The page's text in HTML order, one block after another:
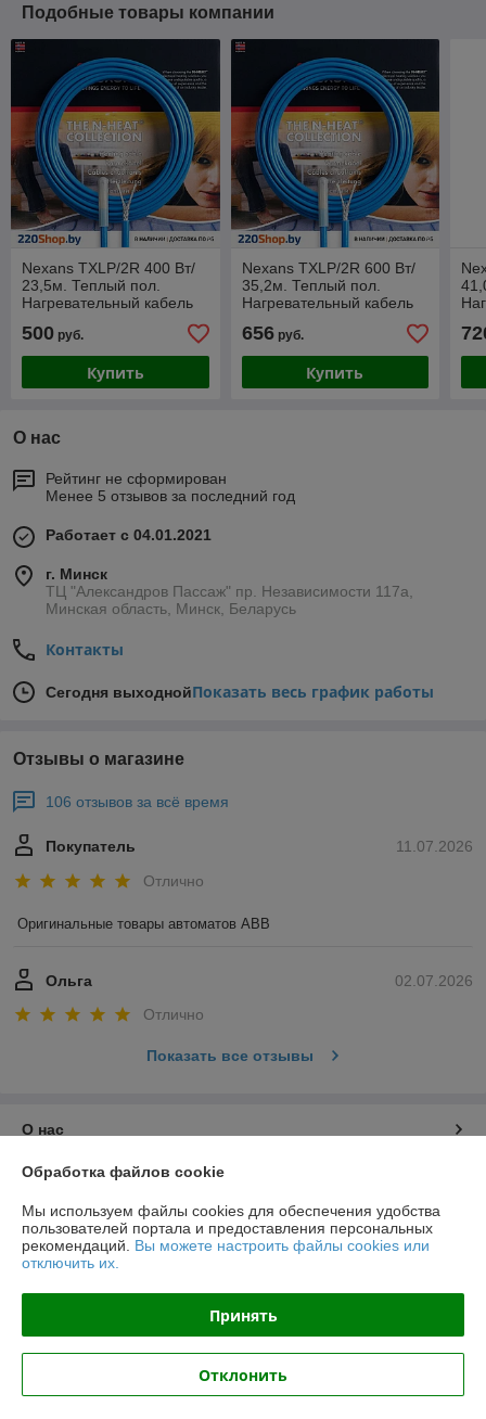
Подобные товары компании
Nexans TXLP/2R 400 Вт/
23,5м. Теплый пол.
Нагревательный кабель
500 руб.
Купить
Nexans TXLP/2R 600 Вт/
35,2м. Теплый пол.
Нагревательный кабель
656руб.
Купить
О нас
Рейтинг не сформирован
Менее 5 отзывов за последний год
Работает с 04.01.2021
г. Минск
ТЦ "Александров Пассаж" пр. Независимости 117а,
Минская область, Минск, Беларусь
Контакты
Сегодня выходнойПоказать весь график работы
Отзывы о магазине
106 отзывов за всё время
11.07.2026
Покупатель
Отлично
Оригинальные товары автоматов ABB
02.07.2026
Ольга
Отлично
Показать все отзывы
О нас
Контакты
Доставка и оплата
Полная версия сайта
Политика обработки cookies
Обработка файлов cookie
Мы используем файлы cookies для обеспечения удобства
пользователей портала и предоставления персональных
рекомендаций. Вы можете настроить файлы cookies или
отключить их.
Принять
Отклонить